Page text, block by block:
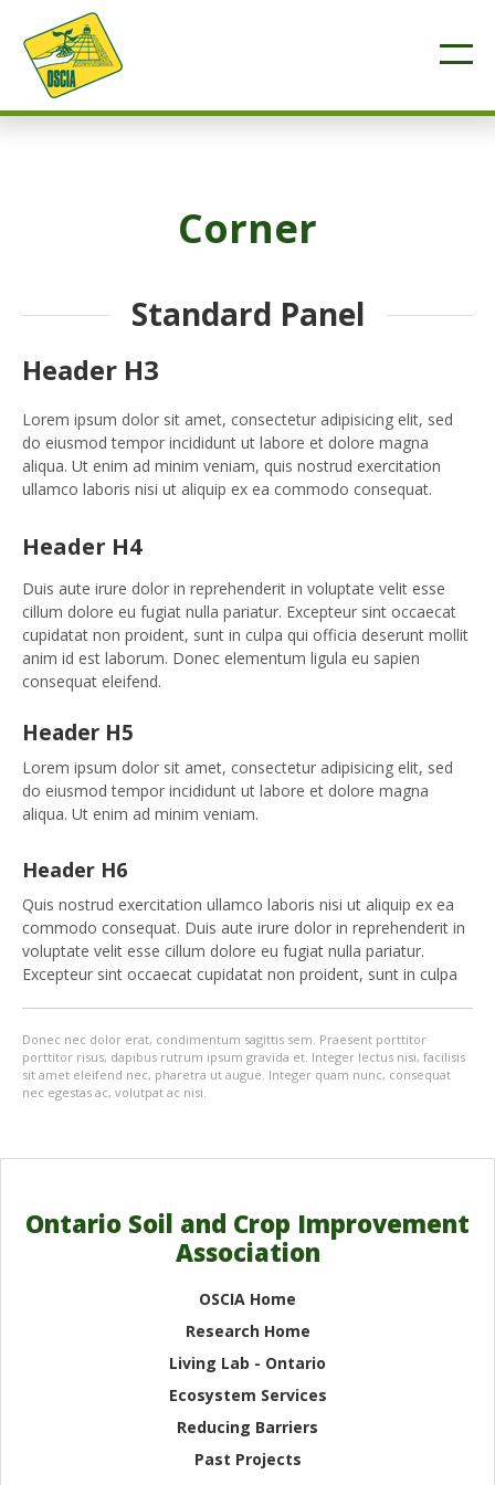
Corner
Standard Panel
Header H3
Lorem ipsum dolor sit amet, consectetur adipisicing elit, sed
do eiusmod tempor incididunt ut labore et dolore magna
aliqua. Ut enim ad minim veniam, quis nostrud exercitation
ullamco laboris nisi ut aliquip ex ea commodo consequat.
Header H4
Duis aute irure dolor in reprehenderit in voluptate velit esse
cillum dolore eu fugiat nulla pariatur. Excepteur sint occaecat
cupidatat non proident, sunt in culpa qui officia deserunt mollit
anim id est laborum. Donec elementum ligula eu sapien
consequat eleifend.
Header H5
Lorem ipsum dolor sit amet, consectetur adipisicing elit, sed
do eiusmod tempor incididunt ut labore et dolore magna
aliqua. Ut enim ad minim veniam.
Header H6
Quis nostrud exercitation ullamco laboris nisi ut aliquip ex ea
commodo consequat. Duis aute irure dolor in reprehenderit in
voluptate velit esse cillum dolore eu fugiat nulla pariatur.
Excepteur sint occaecat cupidatat non proident, sunt in culpa
Donec nec dolor erat, condimentum sagittis sem. Praesent porttitor
porttitor risus, dapibus rutrum ipsum gravida et. Integer lectus nisi, facilisis
sit amet eleifend nec, pharetra ut augue. Integer quam nunc, consequat
nec egestas ac, volutpat ac nisi.
Ontario Soil and Crop Improvement
Association
OSCIA Home
Research Home
Living Lab - Ontario
Ecosystem Services
Reducing Barriers
Past Projects